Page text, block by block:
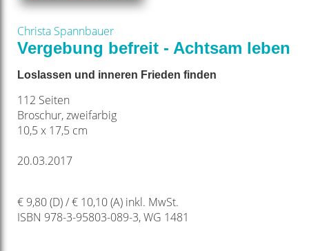
Christa Spannbauer
Vergebung befreit - Achtsam leben
Loslassen und inneren Frieden finden
112 Seiten
Broschur, zweifarbig
10,5 x 17,5 cm
20.03.2017
€ 9,80 (D) / € 10,10 (A) inkl. MwSt.
ISBN 978-3-95803-089-3, WG 1481